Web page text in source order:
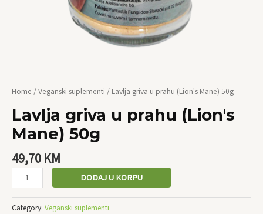
Home /Veganski suplementi / Lavlja griva u prahu (Lion's Mane) 50g
Lavlja griva u prahu (Lion's
Mane) 50g
49,70 KM
DODAJ U KORPU
Category: Veganski suplementi